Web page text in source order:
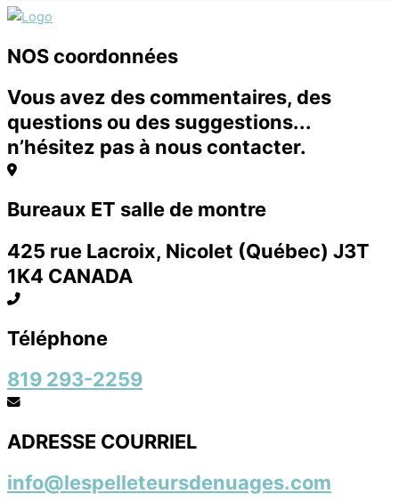
NOS coordonnées
Vous avez des commentaires, des
questions ou des suggestions...
n’hésitez pas à nous contacter.
Bureaux ET salle de montre
425 rue Lacroix, Nicolet (Québec) J3T
1K4 CANADA
Téléphone
819 293-2259
ADRESSE COURRIEL
info@lespelleteursdenuages.com